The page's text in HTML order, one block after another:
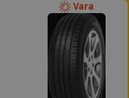
Vara